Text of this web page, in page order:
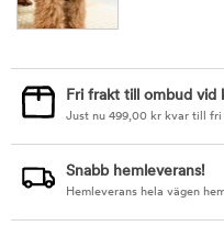
Fri frakt till ombud vid
Just nu 499,00 kr kvar till fri
Snabb hemleverans!
Hemleverans hela vägen